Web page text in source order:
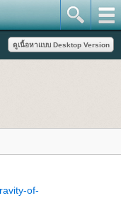
of-